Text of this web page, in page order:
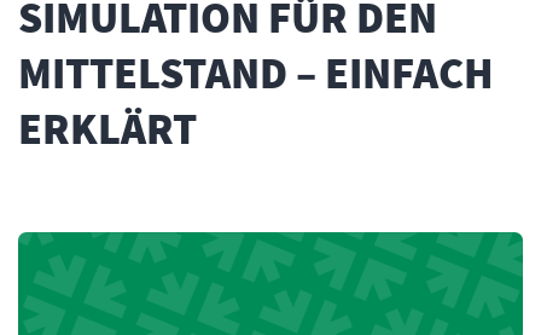
SIMULATION FÜR DEN
MITTELSTAND – EINFACH
ERKLÄRT